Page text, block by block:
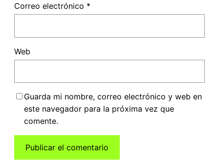
Correo electrónico *
Web
Guarda mi nombre, correo electrónico y web en
este navegador para la próxima vez que
comente.